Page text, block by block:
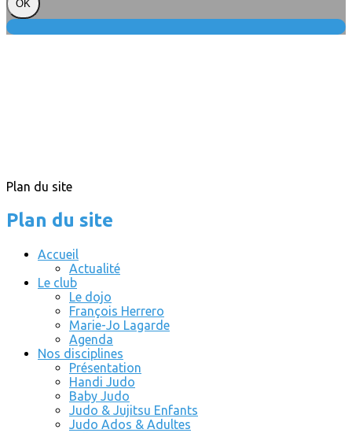
OK
Plan du site
Plan du site
Accueil
Actualité
Le club
Le dojo
François Herrero
Marie-Jo Lagarde
Agenda
Nos disciplines
Présentation
Handi Judo
Baby Judo
Judo & Jujitsu Enfants
Judo Ados & Adultes